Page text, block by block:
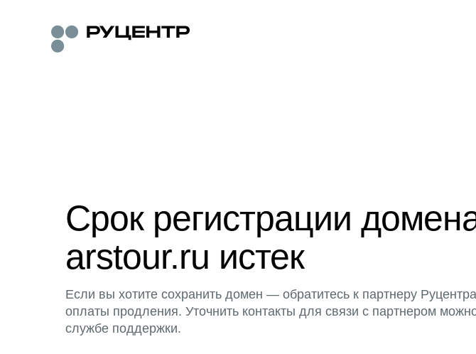
Срок регистрации
arstour.ru истек
Если вы хотите сохранить домен — обратитесь к партнеру
оплаты продления. Уточнить контакты для связи с партнером
службе поддержки.